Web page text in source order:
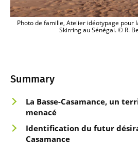
Summary
La Basse-Casamance, un
menacé
Identification du futur désir
Casamance
Photo de famille, Atelier idéotypage pour
Skirring au Sénégal. © R.